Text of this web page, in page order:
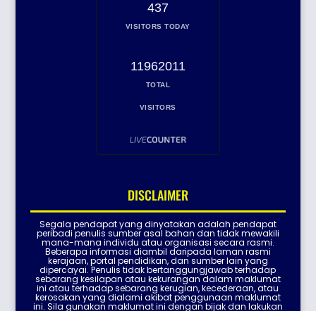
437
VISITORS TODAY
11962011
TOTAL
VISITORS
DISCLAIMER
Segala pendapat yang dinyatakan adalah pendapat
peribadi penulis sumber asal bahan dan tidak mewakili
mana-mana individu atau organisasi secara rasmi.
Beberapa informasi diambil daripada laman rasmi
kerajaan, portal pendidikan, dan sumber lain yang
dipercayai. Penulis tidak bertanggungjawab terhadap
sebarang kesilapan atau kekurangan dalam maklumat
ini atau terhadap sebarang kerugian, kecederaan, atau
kerosakan yang dialami akibat penggunaan maklumat
ini. Sila gunakan maklumat ini dengan bijak dan lakukan